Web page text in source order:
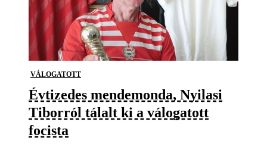
VÁLOGATOTT
Évtizedes mendemonda, Nyilasi
Tiborról tálalt ki a válogatott
focista